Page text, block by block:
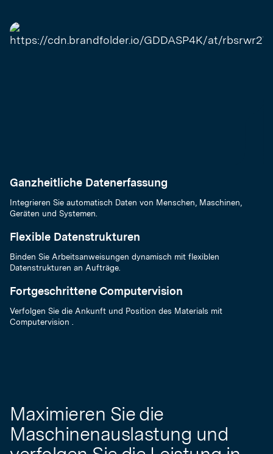
Ganzheitliche Datenerfassung
Integrieren Sie automatisch Daten von Menschen, Maschinen,
Geräten und Systemen.
Flexible Datenstrukturen
Binden Sie Arbeitsanweisungen dynamisch mit flexiblen
Datenstrukturen an Aufträge.
Fortgeschrittene Computervision
Verfolgen Sie die Ankunft und Position des Materials mit
Computervision .
Maximieren Sie die
Maschinenauslastung und